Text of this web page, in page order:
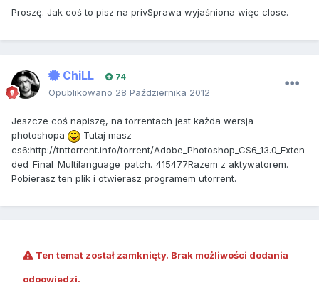
Proszę. Jak coś to pisz na privSprawa wyjaśniona więc close.
ChiLL 74
Opublikowano 28 Października 2012
Jeszcze coś napiszę, na torrentach jest każda wersja
photoshopa
Tutaj masz
cs6:http://tnttorrent.info/torrent/Adobe_Photoshop_CS6_13.0_Exten
ded_Final_Multilanguage_patch._415477Razem z aktywatorem.
Pobierasz ten plik i otwierasz programem utorrent.
Ten temat został zamknięty. Brak możliwości dodania
odpowiedzi.